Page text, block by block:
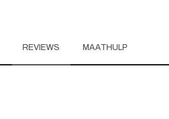
REVIEWS MAATHULP